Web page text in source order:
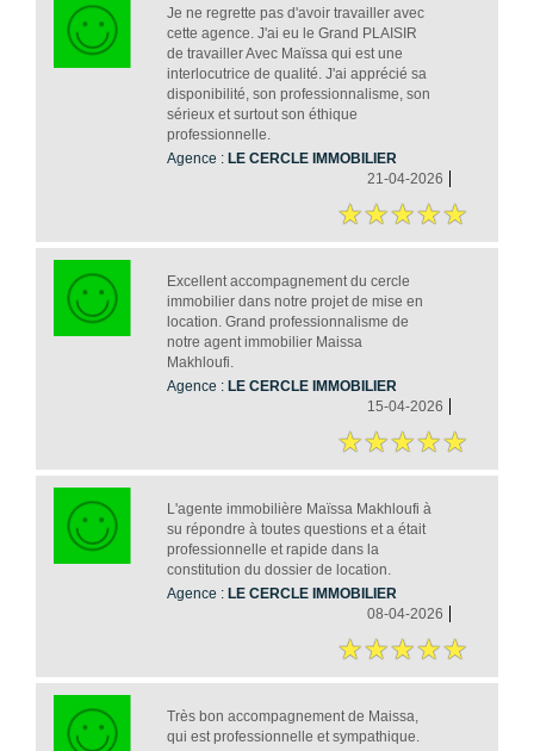
Je ne regrette pas d'avoir travailler avec
cette agence. J'ai eu le Grand PLAISIR
de travailler Avec Maïssa qui est une
interlocutrice de qualité. J'ai apprécié sa
disponibilité, son professionnalisme, son
sérieux et surtout son éthique
professionnelle.
Agence : LE CERCLE IMMOBILIER
21-04-2026
Excellent accompagnement du cercle
immobilier dans notre projet de mise en
location. Grand professionnalisme de
notre agent immobilier Maissa
Makhloufi.
Agence : LE CERCLE IMMOBILIER
15-04-2026
L'agente immobilière Maïssa Makhloufi à
su répondre à toutes questions et a était
professionnelle et rapide dans la
constitution du dossier de location.
Agence : LE CERCLE IMMOBILIER
08-04-2026
Très bon accompagnement de Maissa,
qui est professionnelle et sympathique.